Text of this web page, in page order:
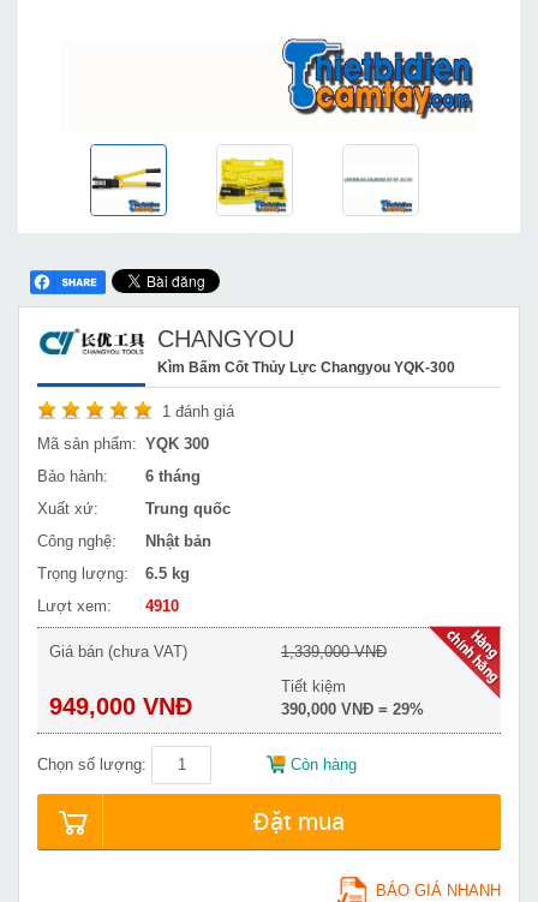
CHANGYOU
Kìm Bấm Cốt Thủy Lực Changyou YQK-300
1 đánh giá
Mã sản phẩm: YQK 300
Bảo hành:
6 tháng
Xuất xứ:
Trung quốc
Công nghệ:
Nhật bản
Trọng lượng:
6.5 kg
Lượt xem:
4910
Giá bán (chưa VAT)
949,000 VNĐ
1,339,000 VNĐ
Tiết kiệm
390,000 VNĐ = 29%
Chọn số lượng: Còn hàng
Đặt mua
BÁO GIÁ NHANH